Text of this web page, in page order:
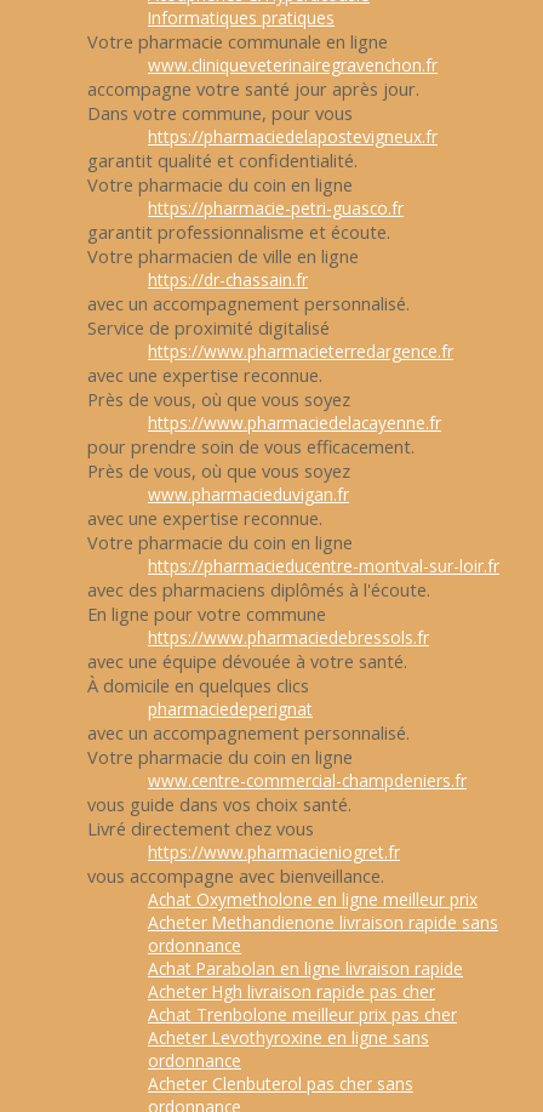
Informatiques pratiques
Votre pharmacie communale en ligne
www.cliniqueveterinairegravenchon.fr
accompagne votre santé jour après jour.
Dans votre commune, pour vous
https://pharmaciedelapostevigneux.fr
garantit qualité et confidentialité.
Votre pharmacie du coin en ligne
https://pharmacie-petri-guasco.fr
garantit professionnalisme et écoute.
Votre pharmacien de ville en ligne
https://dr-chassain.fr
avec un accompagnement personnalisé.
Service de proximité digitalisé
https://www.pharmacieterredargence.fr
avec une expertise reconnue.
Près de vous, où que vous soyez
https://www.pharmaciedelacayenne.fr
pour prendre soin de vous efficacement.
Près de vous, où que vous soyez
www.pharmacieduvigan.fr
avec une expertise reconnue.
Votre pharmacie du coin en ligne
https://pharmacieducentre-montval-sur-loir.fr
avec des pharmaciens diplômés à l'écoute.
En ligne pour votre commune
https://www.pharmaciedebressols.fr
avec une équipe dévouée à votre santé.
À domicile en quelques clics
pharmaciedeperignat
avec un accompagnement personnalisé.
Votre pharmacie du coin en ligne
www.centre-commercial-champdeniers.fr
vous guide dans vos choix santé.
Livré directement chez vous
https://www.pharmacieniogret.fr
vous accompagne avec bienveillance.
Achat Oxymetholone en ligne meilleur prix
Acheter Methandienone livraison rapide sans
ordonnance
Achat Parabolan en ligne livraison rapide
Acheter Hgh livraison rapide pas cher
Achat Trenbolone meilleur prix pas cher
Acheter Levothyroxine en ligne sans
ordonnance
Acheter Clenbuterol pas cher sans
ordonnance